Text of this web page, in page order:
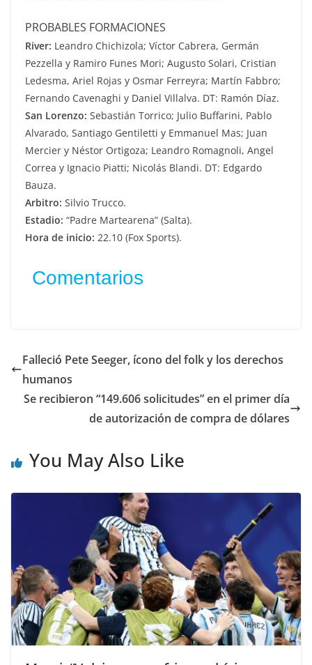
PROBABLES FORMACIONES
River: Leandro Chichizola; Víctor Cabrera, Germán
Pezzella y Ramiro Funes Mori; Augusto Solari, Cristian
Ledesma, Ariel Rojas y Osmar Ferreyra; Martín Fabbro;
Fernando Cavenaghi y Daniel Villalva. DT: Ramón Díaz.
San Lorenzo: Sebastián Torrico; Julio Buffarini, Pablo
Alvarado, Santiago Gentiletti y Emmanuel Mas; Juan
Mercier y Néstor Ortigoza; Leandro Romagnoli, Angel
Correa y Ignacio Piatti; Nicolás Blandi. DT: Edgardo
Bauza.
Arbitro: Silvio Trucco.
Estadio: “Padre Martearena” (Salta).
Hora de inicio: 22.10 (Fox Sports).
Comentarios
Falleció Pete Seeger, ícono del folk y los derechos
humanos
Se recibieron “149.606 solicitudes” en el primer día
de autorización de compra de dólares
You May Also Like